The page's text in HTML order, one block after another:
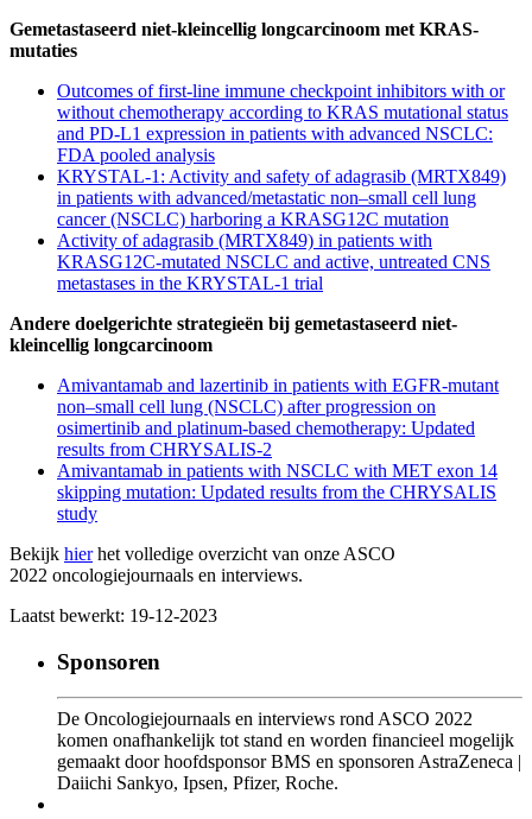
Gemetastaseerd niet-kleincellig longcarcinoom met KRAS-
mutaties
Outcomes of first-line immune checkpoint inhibitors with or
without chemotherapy according to KRAS mutational status
and PD-L1 expression in patients with advanced NSCLC:
FDA pooled analysis
KRYSTAL-1: Activity and safety of adagrasib (MRTX849)
in patients with advanced/metastatic non–small cell lung
cancer (NSCLC) harboring a KRASG12C mutation
Activity of adagrasib (MRTX849) in patients with
KRASG12C-mutated NSCLC and active, untreated CNS
metastases in the KRYSTAL-1 trial
Andere doelgerichte strategieën bij gemetastaseerd niet-
kleincellig longcarcinoom
Amivantamab and lazertinib in patients with EGFR-mutant
non–small cell lung (NSCLC) after progression on
osimertinib and platinum-based chemotherapy: Updated
results from CHRYSALIS-2
Amivantamab in patients with NSCLC with MET exon 14
skipping mutation: Updated results from the CHRYSALIS
study
Bekijk hierhet volledige overzicht van onze ASCO
2022 oncologiejournaals en interviews.
Laatst bewerkt: 19-12-2023
Sponsoren
De Oncologiejournaals en interviews rond ASCO 2022
komen onafhankelijk tot stand en worden financieel mogelijk
gemaakt door hoofdsponsor BMS en sponsoren AstraZeneca |
Daiichi Sankyo, Ipsen, Pfizer, Roche.